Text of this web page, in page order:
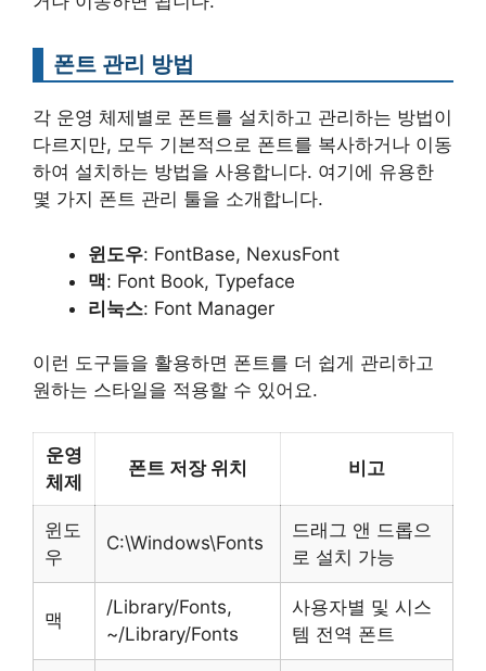
폰트 관리 방법
각 운영 체제별로 폰트를 설치하고 관리하는 방법이
다르지만, 모두 기본적으로 폰트를 복사하거나 이동
하여 설치하는 방법을 사용합니다. 여기에 유용한
몇 가지 폰트 관리 툴을 소개합니다.
윈도우: FontBase, NexusFont
맥: Font Book, Typeface
리눅스: Font Manager
이런 도구들을 활용하면 폰트를 더 쉽게 관리하고
원하는 스타일을 적용할 수 있어요.
운영
체제
폰트 저장 위치 비고
윈도
우
C:\Windows\Fonts
드래그 앤 드롭으
로 설치 가능
맥
/Library/Fonts,
~/Library/Fonts
사용자별 및 시스
템 전역 폰트